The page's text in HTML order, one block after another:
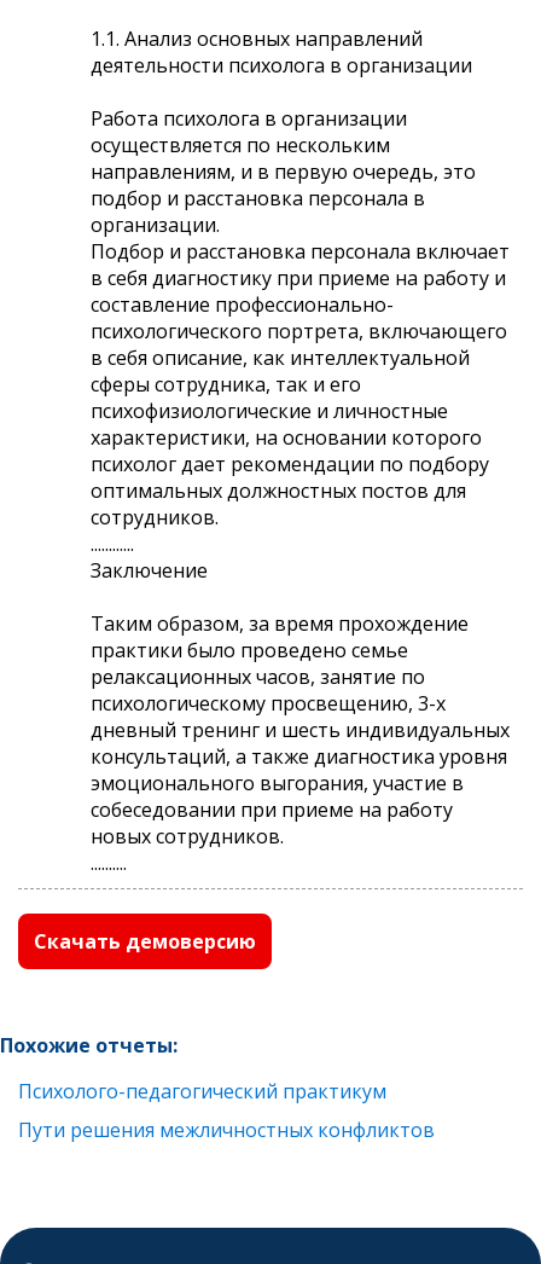
1.1. Анализ основных направлений
деятельности психолога в организации
Работа психолога в организации
осуществляется по нескольким
направлениям, и в первую очередь, это
подбор и расстановка персонала в
организации.
Подбор и расстановка персонала включает
в себя диагностику при приеме на работу и
составление профессионально-
психологического портрета, включающего
в себя описание, как интеллектуальной
сферы сотрудника, так и его
психофизиологические и личностные
характеристики, на основании которого
психолог дает рекомендации по подбору
оптимальных должностных постов для
сотрудников.
............
Заключение
Таким образом, за время прохождение
практики было проведено семье
релаксационных часов, занятие по
психологическому просвещению, 3-х
дневный тренинг и шесть индивидуальных
консультаций, а также диагностика уровня
эмоционального выгорания, участие в
собеседовании при приеме на работу
новых сотрудников.
..........
Скачать демоверсию
Похожие отчеты:
Психолого-педагогический практикум
Пути решения межличностных конфликтов